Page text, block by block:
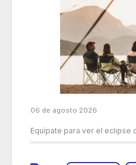
06 de agosto 2026
Equípate para ver el eclipse